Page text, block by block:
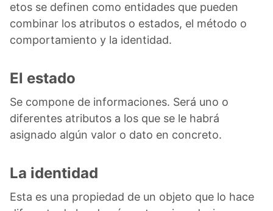
etos se definen como entidades que pueden
combinar los atributos o estados, el método o
comportamiento y la identidad.
El estado
Se compone de informaciones. Será uno o
diferentes atributos a los que se le habrá
asignado algún valor o dato en concreto.
La identidad
Esta es una propiedad de un objeto que lo hace